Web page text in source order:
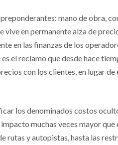
mano de obra,
en permanente alza de
en las finanzas de los
el reclamo que desde hace
con los clientes, en lugar de
los denominados costos
muchas veces mayor que
rutas y autopistas, hasta las